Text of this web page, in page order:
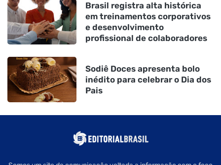
Brasil registra alta histórica
em treinamentos corporativos
e desenvolvimento
profissional de colaboradores
Sodiê Doces apresenta bolo
inédito para celebrar o Dia dos
Pais